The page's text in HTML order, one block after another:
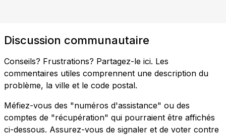
Discussion communautaire
Conseils? Frustrations? Partagez-le ici. Les
commentaires utiles comprennent une description du
problème, la ville et le code postal.
Méfiez-vous des "numéros d'assistance" ou des
comptes de "récupération" qui pourraient être affichés
ci-dessous. Assurez-vous de signaler et de voter contre